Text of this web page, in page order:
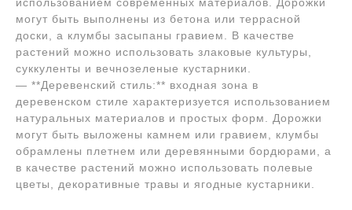
могут быть выполнены из бетона или террасной
доски, а клумбы засыпаны гравием. В качестве
растений можно использовать злаковые культуры,
суккуленты и вечнозеленые кустарники.
— **Деревенский стиль:** входная зона в
деревенском стиле характеризуется использованием
натуральных материалов и простых форм. Дорожки
могут быть выложены камнем или гравием, клумбы
обрамлены плетнем или деревянными бордюрами, а
в качестве растений можно использовать полевые
цветы, декоративные травы и ягодные кустарники.